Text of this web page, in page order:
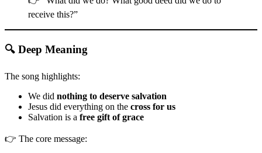
receive this?”
🔍 Deep Meaning
The song highlights:
We did nothing to deserve salvation
Jesus did everything on the cross for us
Salvation is a free gift of grace
👉 The core message: